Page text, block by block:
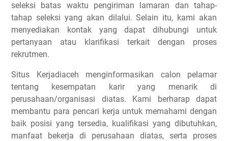
seleksi batas waktu pengiriman lamaran dan tahap-
tahap seleksi yang akan dilalui. Selain itu, kami akan
menyediakan kontak yang dapat dihubungi untuk
pertanyaan atau klarifikasi terkait dengan proses
rekrutmen.
Situs Kerjadiaceh menginformasikan calon pelamar
tentang kesempatan karir yang menarik di
perusahaan/organisasi diatas. Kami berharap dapat
membantu para pencari kerja untuk memahami dengan
baik posisi yang tersedia, kualifikasi yang dibutuhkan,
manfaat bekerja di perusahaan diatas, serta proses